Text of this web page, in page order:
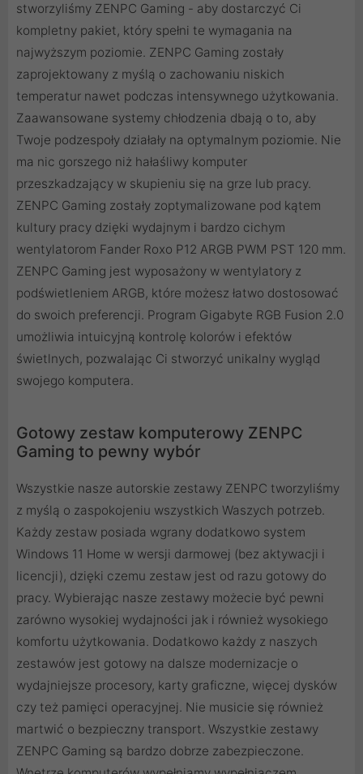
stworzyliśmy ZENPC Gaming - aby dostarczyć Ci
kompletny pakiet, który spełni te wymagania na
najwyższym poziomie. ZENPC Gaming zostały
zaprojektowany z myślą o zachowaniu niskich
temperatur nawet podczas intensywnego użytkowania.
Zaawansowane systemy chłodzenia dbają o to, aby
Twoje podzespoły działały na optymalnym poziomie. Nie
ma nic gorszego niż hałaśliwy komputer
przeszkadzający w skupieniu się na grze lub pracy.
ZENPC Gaming zostały zoptymalizowane pod kątem
kultury pracy dzięki wydajnym i bardzo cichym
wentylatorom Fander Roxo P12 ARGB PWM PST 120 mm.
ZENPC Gaming jest wyposażony w wentylatory z
podświetleniem ARGB, które możesz łatwo dostosować
do swoich preferencji. Program Gigabyte RGB Fusion 2.0
umożliwia intuicyjną kontrolę kolorów i efektów
świetlnych, pozwalając Ci stworzyć unikalny wygląd
swojego komputera.
Gotowy zestaw komputerowy ZENPC
Gaming to pewny wybór
Wszystkie nasze autorskie zestawy ZENPC tworzyliśmy
z myślą o zaspokojeniu wszystkich Waszych potrzeb.
Każdy zestaw posiada wgrany dodatkowo system
Windows 11 Home w wersji darmowej (bez aktywacji i
licencji), dzięki czemu zestaw jest od razu gotowy do
pracy. Wybierając nasze zestawy możecie być pewni
zarówno wysokiej wydajności jak i również wysokiego
komfortu użytkowania. Dodatkowo każdy z naszych
zestawów jest gotowy na dalsze modernizacje o
wydajniejsze procesory, karty graficzne, więcej dysków
czy też pamięci operacyjnej. Nie musicie się również
martwić o bezpieczny transport. Wszystkie zestawy
ZENPC Gaming są bardzo dobrze zabezpieczone.